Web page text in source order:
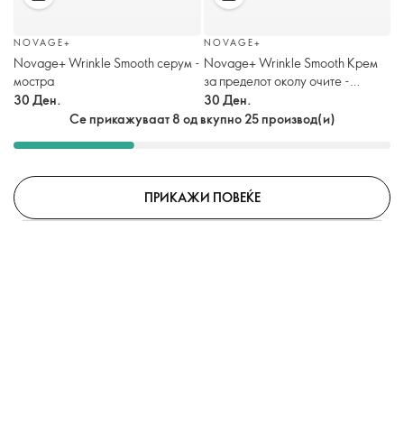
NOVAGE+
Novage+ Wrinkle Smooth серум -
мостра
30 Ден.
NOVAGE+
Novage+ Wrinkle Smooth Крем
за пределот околу очите -
мостра
30 Ден.
Се прикажуваат 8 од вкупно 25 производ(и)
ПРИКАЖИ ПОВЕЌЕ